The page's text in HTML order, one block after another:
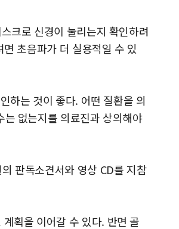
크로 신경이 눌리는지 확인하려
초음파가 더 실용적일 수 있
하는 것이 좋다. 어떤 질환을 의
없는지를 의료진과 상의해야
판독소견서와 영상 CD를 지참
획을 이어갈 수 있다. 반면 골